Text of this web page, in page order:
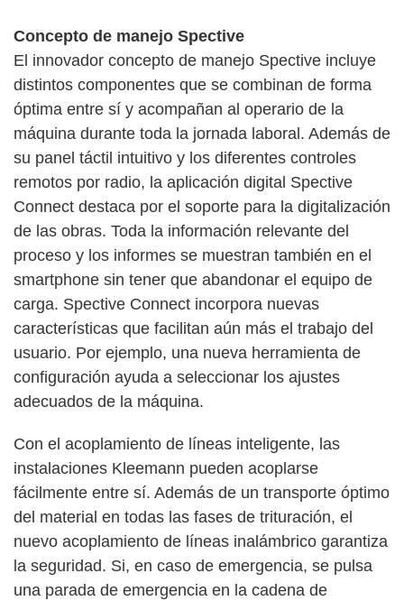
Concepto de manejo Spective
El innovador concepto de manejo Spective incluye
distintos componentes que se combinan de forma
óptima entre sí y acompañan al operario de la
máquina durante toda la jornada laboral. Además de
su panel táctil intuitivo y los diferentes controles
remotos por radio, la aplicación digital Spective
Connect destaca por el soporte para la digitalización
de las obras. Toda la información relevante del
proceso y los informes se muestran también en el
smartphone sin tener que abandonar el equipo de
carga. Spective Connect incorpora nuevas
características que facilitan aún más el trabajo del
usuario. Por ejemplo, una nueva herramienta de
configuración ayuda a seleccionar los ajustes
adecuados de la máquina.
Con el acoplamiento de líneas inteligente, las
instalaciones Kleemann pueden acoplarse
fácilmente entre sí. Además de un transporte óptimo
del material en todas las fases de trituración, el
nuevo acoplamiento de líneas inalámbrico garantiza
la seguridad. Si, en caso de emergencia, se pulsa
una parada de emergencia en la cadena de